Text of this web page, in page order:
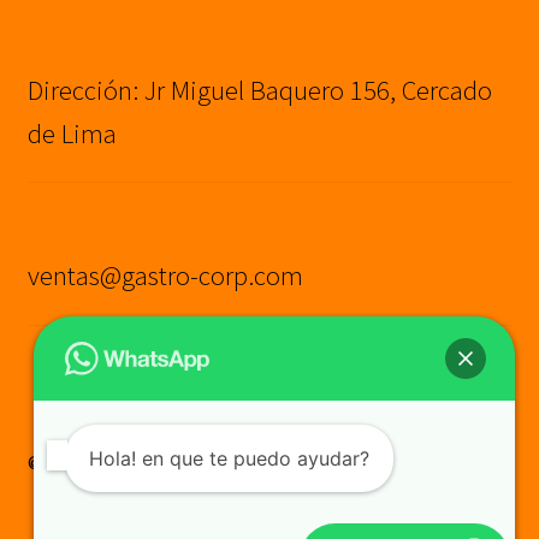
Dirección: Jr Miguel Baquero 156, Cercado
de Lima
ventas@gastro-corp.com
© GASTRO CORP SAC
Construido con WooCommerce.
Hola! en que te puedo ayudar?